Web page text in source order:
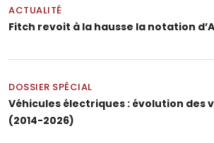
ACTUALITÉ
Fitch revoit à la hausse la notation
DOSSIER SPÉCIAL
Véhicules électriques : évolution des
(2014-2026)